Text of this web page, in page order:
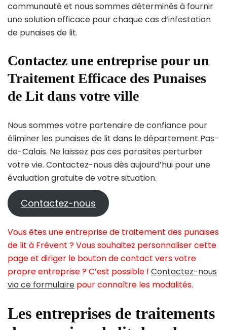
communauté et nous sommes déterminés à fournir
une solution efficace pour chaque cas d’infestation
de punaises de lit.
Contactez une entreprise pour un
Traitement Efficace des Punaises
de Lit dans votre ville
Nous sommes votre partenaire de confiance pour
éliminer les punaises de lit dans le département Pas-
de-Calais. Ne laissez pas ces parasites perturber
votre vie. Contactez-nous dès aujourd’hui pour une
évaluation gratuite de votre situation.
Contactez-nous
Vous êtes une entreprise de traitement des punaises
de lit à Frévent ? Vous souhaitez personnaliser cette
page et diriger le bouton de contact vers votre
propre entreprise ? C’est possible ! Contactez-nous
via ce formulaire pour connaître les modalités.
Les entreprises de traitements